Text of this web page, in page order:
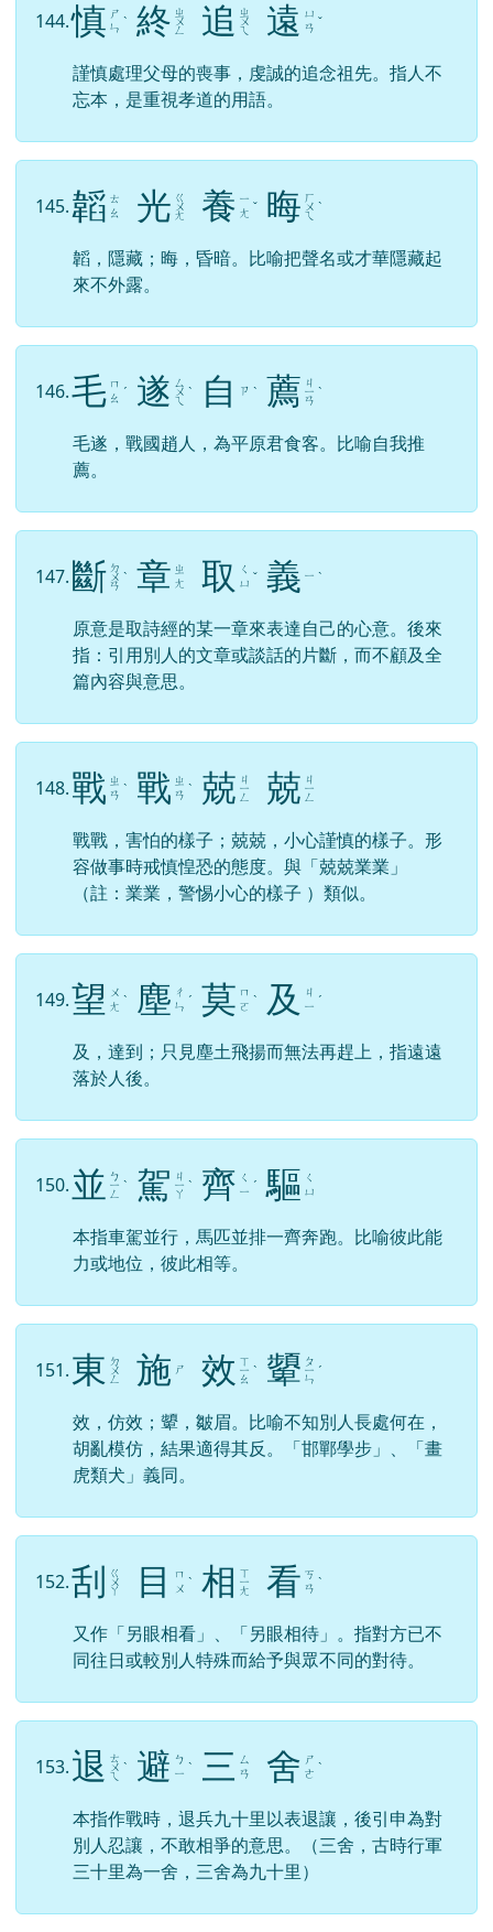
144.慎 ㄕ
ㄣ ˋ 終 ㄓ
ㄨ
ㄥ 追 ㄓ
ㄨ
ㄟ 遠 ㄩ
ㄢ ˇ
謹慎處理父母的喪事，虔誠的追念祖先。指人不
忘本，是重視孝道的用語。
145.韜 ㄊ
ㄠ
光 ㄍ
ㄨ
ㄤ 養 ㄧ
ㄤ ˇ 晦 ㄏ
ㄨ
ㄟ
ˋ
韜，隱藏；晦，昏暗。比喻把聲名或才華隱藏起
來不外露。
146.毛 ㄇ
ㄠ ˊ 遂 ㄙ
ㄨ
ㄟ
ˋ 自 ㄗ ˋ 薦 ㄐ
ㄧ
ㄢ
ˋ
毛遂，戰國趙人，為平原君食客。比喻自我推
薦。
147. 斷 ㄉ
ㄨ
ㄢ
ˋ 章 ㄓ
ㄤ
取
ㄑ
ㄩ ˇ 義 ㄧ ˋ
原意是取詩經的某一章來表達自己的心意。後來
指：引用別人的文章或談話的片斷，而不顧及全
篇內容與意思。
148.戰 ㄓ
ㄢ ˋ 戰 ㄓ
ㄢ ˋ 兢 ㄐ
ㄧ
ㄥ 兢 ㄐ
ㄧ
ㄥ
戰戰，害怕的樣子；兢兢，小心謹慎的樣子。形
容做事時戒慎惶恐的態度。與「兢兢業業」
（註：業業，警惕小心的樣子 ）類似。
149.望
ㄨ
ㄤ ˋ 塵 ㄔ
ㄣ ˊ 莫 ㄇ
ㄛ ˋ 及
ㄐ
ㄧ ˊ
及，達到；只見塵土飛揚而無法再趕上，指遠遠
落於人後。
150. 並 ㄅ
ㄧ
ㄥ
ˋ 駕 ㄐ
ㄧ
ㄚ
ˋ 齊 ㄑ
ㄧ ˊ 驅 ㄑ
ㄩ
本指車駕並行，馬匹並排一齊奔跑。比喻彼此能
力或地位，彼此相等。
151.東 ㄉ
ㄨ
ㄥ 施 ㄕ 效 ㄒ
ㄧ
ㄠ
ˋ 顰 ㄆ
ㄧ
ㄣ
ˊ
效，仿效；顰，皺眉。比喻不知別人長處何在，
胡亂模仿，結果適得其反。「邯鄲學步」、「畫
虎類犬」義同。
152.刮 ㄍ
ㄨ
ㄚ 目
ㄇ
ㄨ ˋ 相 ㄒ
ㄧ
ㄤ 看 ㄎ
ㄢ ˋ
又作「另眼相看」、「另眼相待」。指對方已不
同往日或較別人特殊而給予與眾不同的對待。
153.退 ㄊ
ㄨ
ㄟ
ˋ 避 ㄅ
ㄧ ˋ 三 ㄙ
ㄢ
舍 ㄕ
ㄜ ˋ
本指作戰時，退兵九十里以表退讓，後引申為對
別人忍讓，不敢相爭的意思。（三舍，古時行軍
三十里為一舍，三舍為九十里）